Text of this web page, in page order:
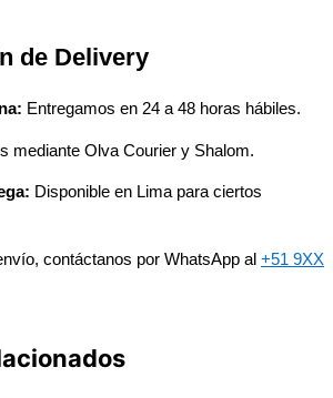
de Delivery
Entregamos en 24 a 48 horas hábiles.
mediante Olva Courier y Shalom.
Disponible en Lima para ciertos
contáctanos por WhatsApp al +51 9XX